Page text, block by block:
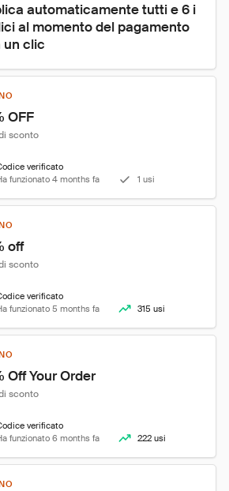
automaticamente tutti e 6 i
al momento del pagamento
un clic
OFF
sconto
verificato
funzionato 4 months fa
1 usi
off
sconto
verificato
funzionato 5 months fa
315 usi
Off Your Order
sconto
verificato
funzionato 6 months fa
222 usi